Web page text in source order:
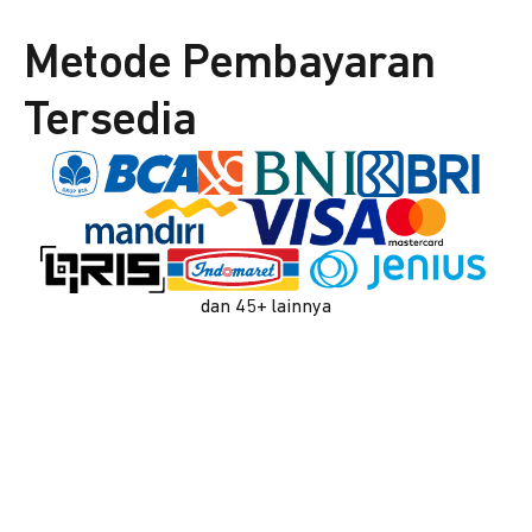
Metode Pembayaran
Tersedia
dan 45+ lainnya